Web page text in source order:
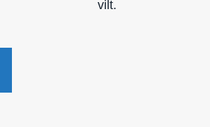
vilt.